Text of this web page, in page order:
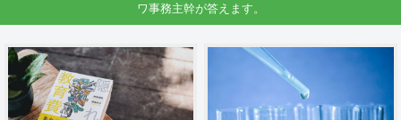
ワ事務主幹が答えます。